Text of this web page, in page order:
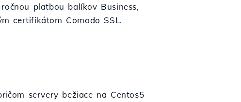
platbou balíkov Business,
certifikátom Comodo SSL.
servery bežiace na Centos5